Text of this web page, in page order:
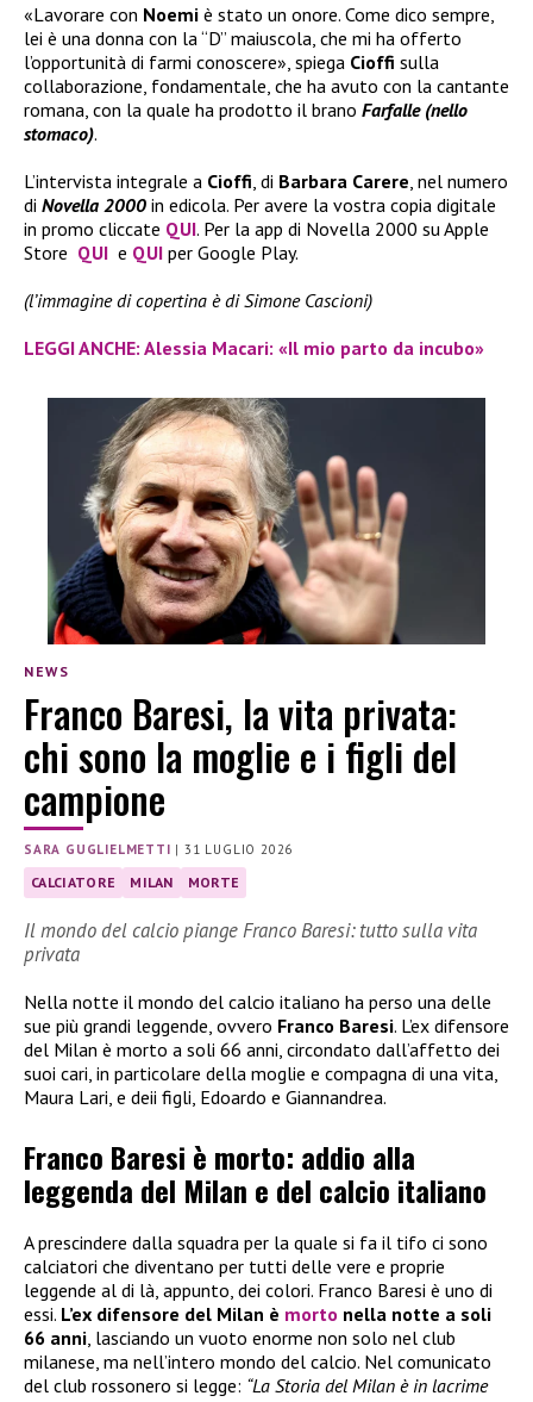
«Lavorare con Noemi è stato un onore. Come dico sempre,
lei è una donna con la “D” maiuscola, che mi ha offerto
l’opportunità di farmi conoscere», spiega Cioffi sulla
collaborazione, fondamentale, che ha avuto con la cantante
romana, con la quale ha prodotto il brano Farfalle (nello
stomaco).
L’intervista integrale a Cioffi , di Barbara Carere , nel numero
di Novella 2000 in edicola. Per avere la vostra copia digitale
in promo cliccate QUI. Per la app di Novella 2000 su Apple
Store QUI e QUI per Google Play.
(l’immagine di copertina è di Simone Cascioni)
LEGGI ANCHE: Alessia Macari: «Il mio parto da incubo»
NEWS
Franco Baresi, la vita privata:
chi sono la moglie e i figli del
campione
SARA GUGLIELMETTI |31 LUGLIO 2026
CALCIATORE MILAN MORTE
Il mondo del calcio piange Franco Baresi: tutto sulla vita
privata
Nella notte il mondo del calcio italiano ha perso una delle
sue più grandi leggende, ovvero Franco Baresi. L’ex difensore
del Milan è morto a soli 66 anni, circondato dall’affetto dei
suoi cari, in particolare della moglie e compagna di una vita,
Maura Lari, e deii figli, Edoardo e Giannandrea.
Franco Baresi è morto: addio alla
leggenda del Milan e del calcio italiano
A prescindere dalla squadra per la quale si fa il tifo ci sono
calciatori che diventano per tutti delle vere e proprie
leggende al di là, appunto, dei colori. Franco Baresi è uno di
essi. L’ex difensore del Milan è morto nella notte a soli
66 anni, lasciando un vuoto enorme non solo nel club
milanese, ma nell’intero mondo del calcio. Nel comunicato
del club rossonero si legge: “La Storia del Milan è in lacrime